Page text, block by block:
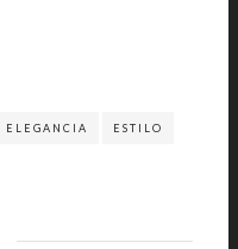
ELEGANCIA ESTILO